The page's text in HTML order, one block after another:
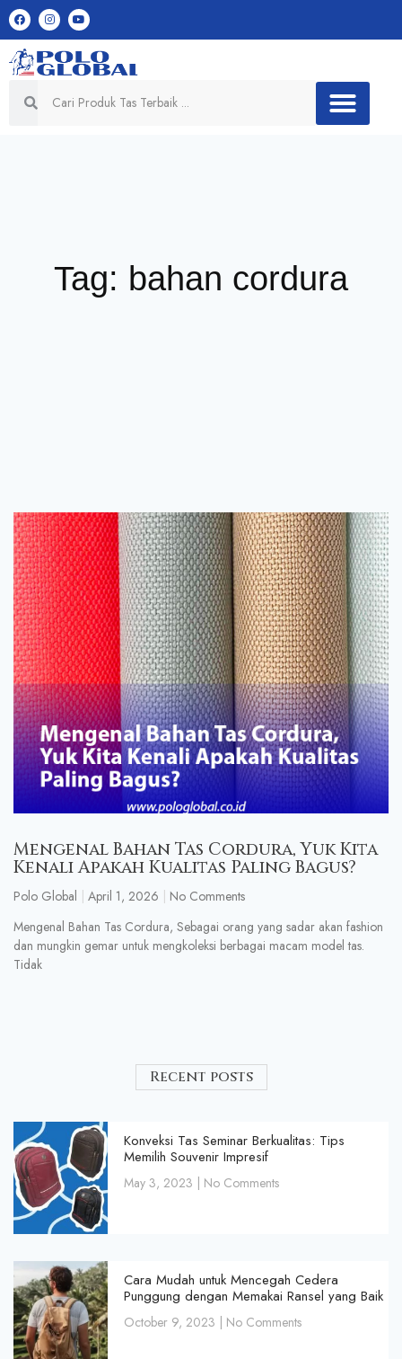
Tag: bahan cordura
Mengenal Bahan Tas Cordura, Yuk Kita
Kenali Apakah Kualitas Paling Bagus?
Polo Global April 1, 2026
No Comments
Mengenal Bahan Tas Cordura, Sebagai orang yang sadar akan fashion
dan mungkin gemar untuk mengkoleksi berbagai macam model tas.
Tidak
Recent posts
Konveksi Tas Seminar Berkualitas: Tips
Memilih Souvenir Impresif
May 3, 2023 No Comments
Cara Mudah untuk Mencegah Cedera
Punggung dengan Memakai Ransel yang Baik
October 9, 2023 No Comments